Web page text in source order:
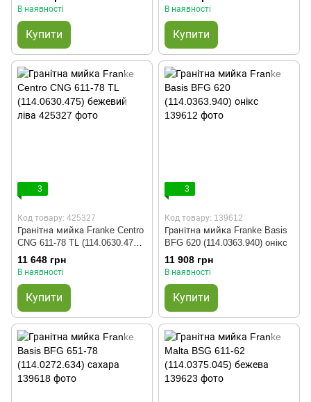
В наявності
Купити
В наявності
Купити
3
Код товару: 425327
Гранітна мийка Franke Centro
CNG 611-78 TL (114.0630.475)
бежевий ліва
11 648 грн
В наявності
Купити
3
Код товару: 139612
Гранітна мийка Franke Basis
BFG 620 (114.0363.940) онікс
11 908 грн
В наявності
Купити